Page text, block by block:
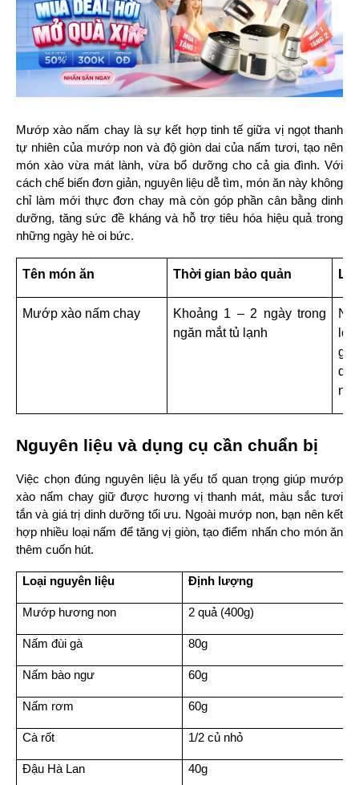
Mướp xào nấm chay là sự kết hợp tinh tế giữa vị ngọt thanh
tự nhiên của mướp non và độ giòn dai của nấm tươi, tạo nên
món xào vừa mát lành, vừa bổ dưỡng cho cả gia đình. Với
cách chế biến đơn giản, nguyên liệu dễ tìm, món ăn này không
chỉ làm mới thực đơn chay mà còn góp phần cân bằng dinh
dưỡng, tăng sức đề kháng và hỗ trợ tiêu hóa hiệu quả trong
những ngày hè oi bức.
Tên món ăn Thời gian bảo quản
Mướp xào nấm chay
Khoảng 1 – 2 ngày trong
ngăn mắt tủ lạnh
giữ
Nguyên liệu và dụng cụ cần chuẩn bị
Việc chọn đúng nguyên liệu là yếu tố quan trọng giúp mướp
xào nấm chay giữ được hương vị thanh mát, màu sắc tươi
tắn và giá trị dinh dưỡng tối ưu. Ngoài mướp non, bạn nên kết
hợp nhiều loại nấm để tăng vị giòn, tạo điểm nhấn cho món ăn
thêm cuốn hút.
Loại nguyên liệu Định lượng
Mướp hương non 2 quả (400g)
Nấm đùi gà 80g
Nấm bào ngư 60g
Nấm rơm 60g
Cà rốt 1/2 củ nhỏ
Đậu Hà Lan 40g